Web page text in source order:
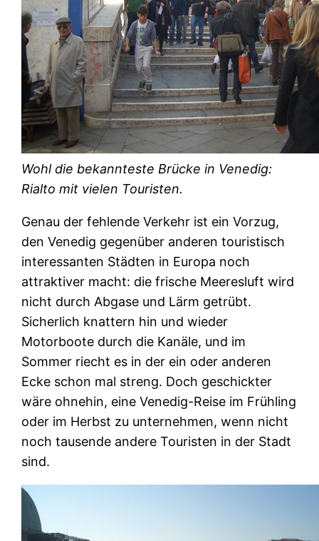
Wohl die bekannteste Brücke in Venedig:
Rialto mit vielen Touristen.
Genau der fehlende Verkehr ist ein Vorzug,
den Venedig gegenüber anderen touristisch
interessanten Städten in Europa noch
attraktiver macht: die frische Meeresluft wird
nicht durch Abgase und Lärm getrübt.
Sicherlich knattern hin und wieder
Motorboote durch die Kanäle, und im
Sommer riecht es in der ein oder anderen
Ecke schon mal streng. Doch geschickter
wäre ohnehin, eine Venedig-Reise im Frühling
oder im Herbst zu unternehmen, wenn nicht
noch tausende andere Touristen in der Stadt
sind.